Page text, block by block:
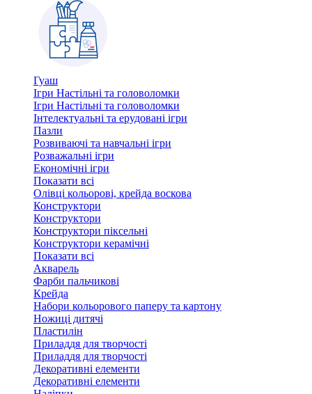
Гуаш
Ігри Настільні та головоломки
Ігри Настільні та головоломки
Інтелектуальні та ерудовані ігри
Пазли
Розвиваючі та навчальні ігри
Розважальні ігри
Економічні ігри
Показати всі
Олівці кольорові, крейда воскова
Конструктори
Конструктори
Конструктори піксельні
Конструктори керамічні
Показати всі
Акварель
Фарби пальчикові
Крейда
Набори кольорового паперу та картону
Ножиці дитячі
Пластилін
Приладдя для творчості
Приладдя для творчості
Декоративні елементи
Декоративні елементи